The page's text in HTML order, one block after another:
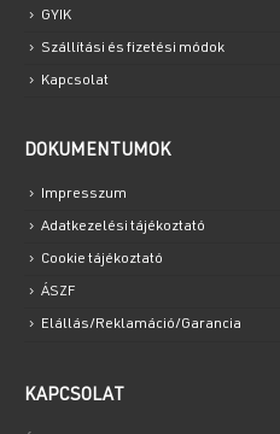
GYIK
Szállítási és fizetési módok
Kapcsolat
DOKUMENTUMOK
Impresszum
Adatkezelési tájékoztató
Cookie tájékoztató
ÁSZF
Elállás/Reklamáció/Garancia
KAPCSOLAT